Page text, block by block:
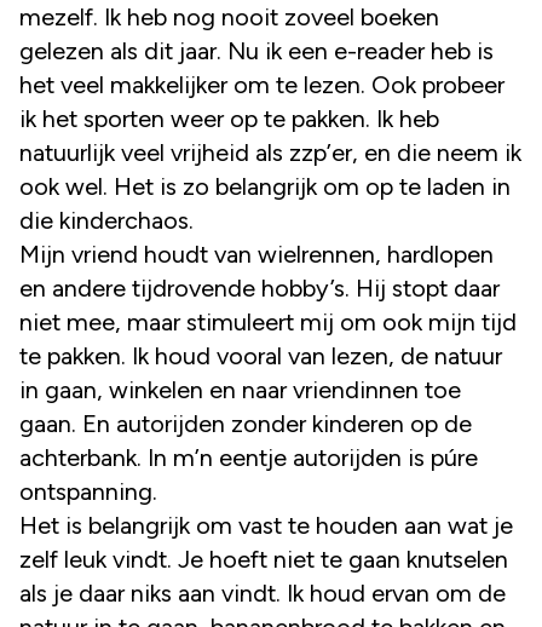
mezelf. Ik heb nog nooit zoveel boeken
gelezen als dit jaar. Nu ik een e-reader heb is
het veel makkelijker om te lezen. Ook probeer
ik het sporten weer op te pakken. Ik heb
natuurlijk veel vrijheid als zzp’er, en die neem ik
ook wel. Het is zo belangrijk om op te laden in
die kinderchaos.
Mijn vriend houdt van wielrennen, hardlopen
en andere tijdrovende hobby’s. Hij stopt daar
niet mee, maar stimuleert mij om ook mijn tijd
te pakken. Ik houd vooral van lezen, de natuur
in gaan, winkelen en naar vriendinnen toe
gaan. En autorijden zonder kinderen op de
achterbank. In m’n eentje autorijden is púre
ontspanning.
Het is belangrijk om vast te houden aan wat je
zelf leuk vindt. Je hoeft niet te gaan knutselen
als je daar niks aan vindt. Ik houd ervan om de